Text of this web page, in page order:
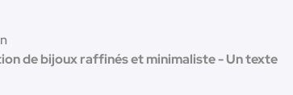
de bijoux raffinés et minimaliste - Un texte